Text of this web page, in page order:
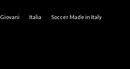
Giovani Italia Soccer Made in Italy